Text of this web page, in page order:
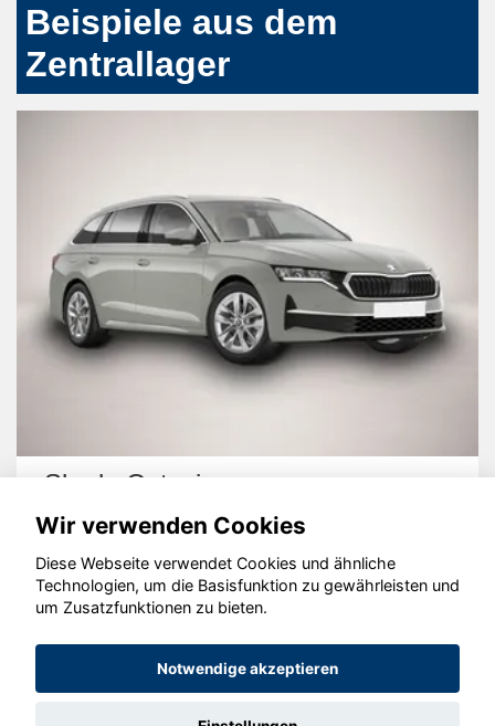
Beispiele aus dem
Zentrallager
Skoda Octavia
© konjunkturmotor.de GmbH 2020 - 2026
Wir verwenden Cookies
Diese Webseite verwendet Cookies und ähnliche
Technologien, um die Basisfunktion zu gewährleisten und
um Zusatzfunktionen zu bieten.
Notwendige akzeptieren